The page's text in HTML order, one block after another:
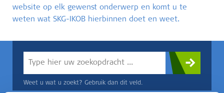
website op elk gewenst onderwerp en komt u te
weten wat SKG-IKOB hierbinnen doet en weet.
Weet u wat u zoekt? Gebruik dan dit veld.